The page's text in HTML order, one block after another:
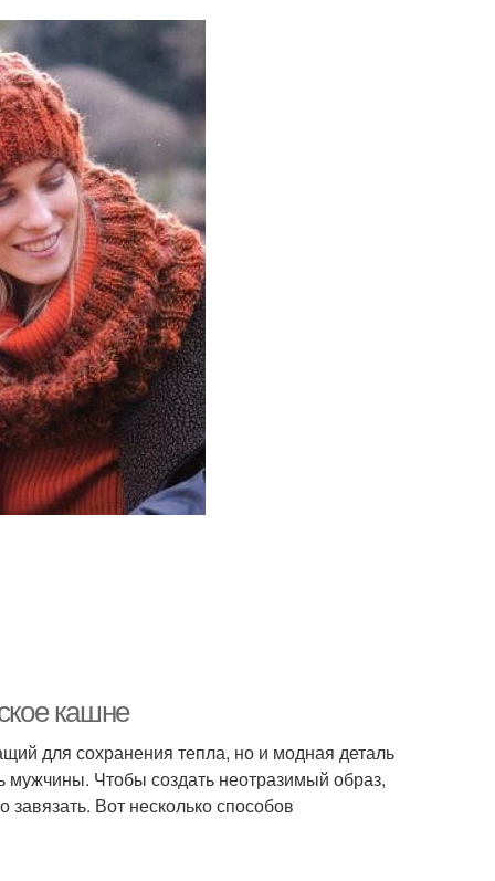
кашне
для сохранения тепла, но и модная деталь
Чтобы создать неотразимый образ,
Вот несколько способов